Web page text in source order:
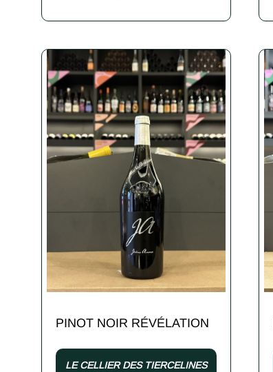
PINOT NOIR RÉVÉLATION
LE CELLIER DES TIERCELINES